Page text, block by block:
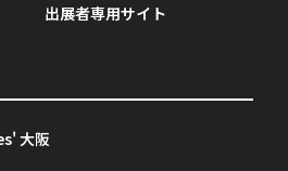
出展者専用サイト
大阪